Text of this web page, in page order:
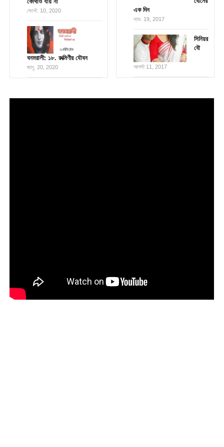
সেপ্টে. 10, 2020
বনমরালী: ১৮. রুক্মিণীর যৌবন
জানু. 20, 2020
এক দিন
নভে. 19, 2017
সিনিয়র
বৌ
আগস্ট 11, 2017